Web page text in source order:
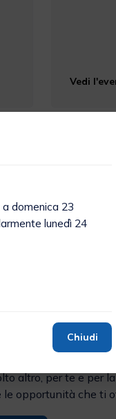
Vedi
scegliere
di attività e
offre ai propri
e grandi sfide
altro, per te e per
le opportunità che ti
domenica 23
lunedì 24
Chiudi